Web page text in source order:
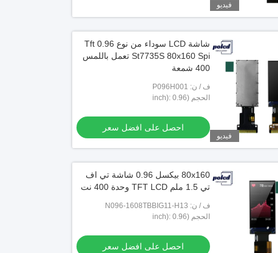
فيديو
فيديو
شاشة LCD سوداء من نوع Tft 0.96
St7735S 80x160 Spi تعمل باللمس
400 شمعة
ف / ن: P096H001
الحجم (inch): 0.96
احصل على افضل سعر
80x160 بيكسل 0.96 شاشة تي اف
تي 1.5 ملم TFT LCD وحدة 400 نت
ف / ن: N096-1608TBBIG11-H13
الحجم (inch): 0.96
احصل على افضل سعر